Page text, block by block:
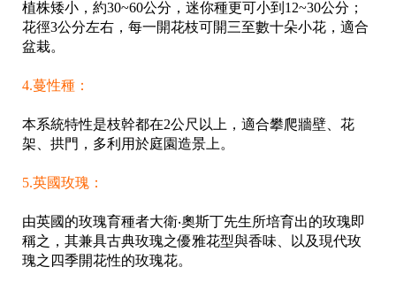
植株矮小，約30~60公分，迷你種更可小到12~30公分；
花徑3公分左右，每一開花枝可開三至數十朵小花，適合
盆栽。
4.蔓性種：
本系統特性是枝幹都在2公尺以上，適合攀爬牆壁、花
架、拱門，多利用於庭園造景上。
5.英國玫瑰：
由英國的玫瑰育種者大衛‧奧斯丁先生所培育出的玫瑰即
稱之，其兼具古典玫瑰之優雅花型與香味、以及現代玫
瑰之四季開花性的玫瑰花。